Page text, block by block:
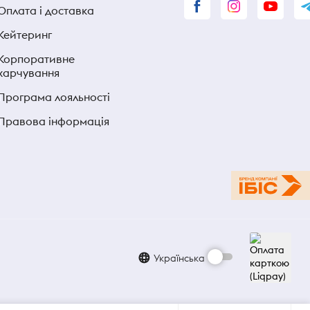
і доставка
лояльності
інформація
Українська